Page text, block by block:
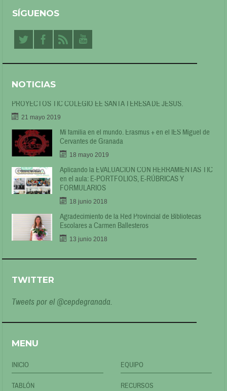
SÍGUENOS
NOTICIAS
PROYECTOS TIC COLEGIO EE SANTA TERESA DE JESÚS.
21 mayo 2019
Mi familia en el mundo. Erasmus + en el IES Miguel de
Cervantes de Granada
18 mayo 2019
Aplicando la EVALUACIÓN CON HERRAMIENTAS TIC
en el aula: E-PORTFOLIOS, E-RÚBRICAS Y
FORMULARIOS
18 junio 2018
Agradecimiento de la Red Provincial de Bibliotecas
Escolares a Carmen Ballesteros
13 junio 2018
TWITTER
Tweets por el @cepdegranada.
MENU
INICIO EQUIPO
TABLÓN RECURSOS